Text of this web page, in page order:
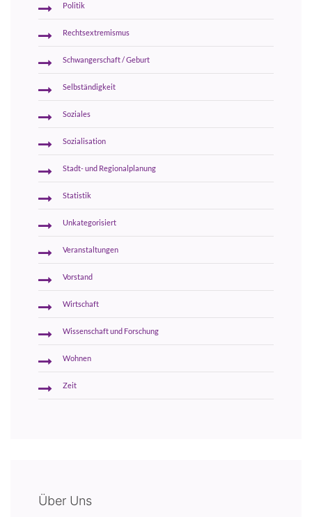
Politik
Rechtsextremismus
Schwangerschaft / Geburt
Selbständigkeit
Soziales
Sozialisation
Stadt- und Regionalplanung
Statistik
Unkategorisiert
Veranstaltungen
Vorstand
Wirtschaft
Wissenschaft und Forschung
Wohnen
Zeit
Über Uns